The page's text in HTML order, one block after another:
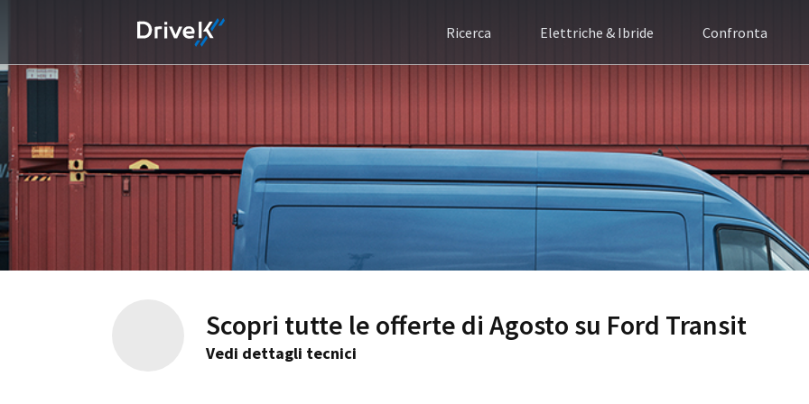
Ricerca Elettriche & Ibride Confronta
Scopri tutte le offerte di Agosto su Ford Transit
Vedi dettagli tecnici